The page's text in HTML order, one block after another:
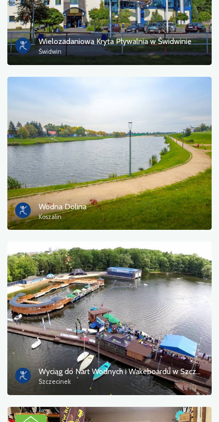
Wielozadaniowa Kryta Pływalnia w Świdwinie
Świdwin
Wodna Dolina
Koszalin
Wyciąg do Nart Wodnych i Wakeboardu w Szczecinku
Szczecinek